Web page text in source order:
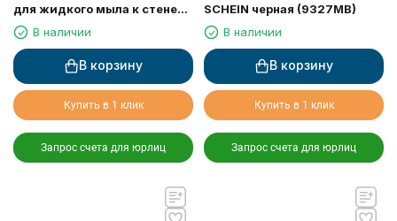
для жидкого мыла к стене
матовое золото
В наличии
В корзину
Купить в 1 клик
Запрос счета для юрлиц
SCHEIN черная (9327MB)
В наличии
В корзину
Купить в 1 клик
Запрос счета для юрлиц